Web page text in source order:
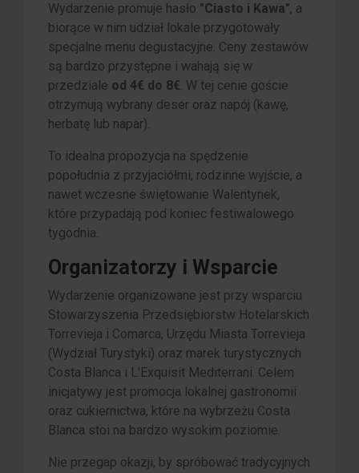
Wydarzenie promuje hasło "Ciasto i Kawa", a
biorące w nim udział lokale przygotowały
specjalne menu degustacyjne. Ceny zestawów
są bardzo przystępne i wahają się w
przedziale od 4€ do 8€. W tej cenie goście
otrzymują wybrany deser oraz napój (kawę,
herbatę lub napar).
To idealna propozycja na spędzenie
popołudnia z przyjaciółmi, rodzinne wyjście, a
nawet wczesne świętowanie Walentynek,
które przypadają pod koniec festiwalowego
tygodnia.
Organizatorzy i Wsparcie
Wydarzenie organizowane jest przy wsparciu
Stowarzyszenia Przedsiębiorstw Hotelarskich
Torrevieja i Comarca, Urzędu Miasta Torrevieja
(Wydział Turystyki) oraz marek turystycznych
Costa Blanca i L'Exquisit Mediterrani. Celem
inicjatywy jest promocja lokalnej gastronomii
oraz cukiernictwa, które na wybrzeżu Costa
Blanca stoi na bardzo wysokim poziomie.
Nie przegap okazji, by spróbować tradycyjnych